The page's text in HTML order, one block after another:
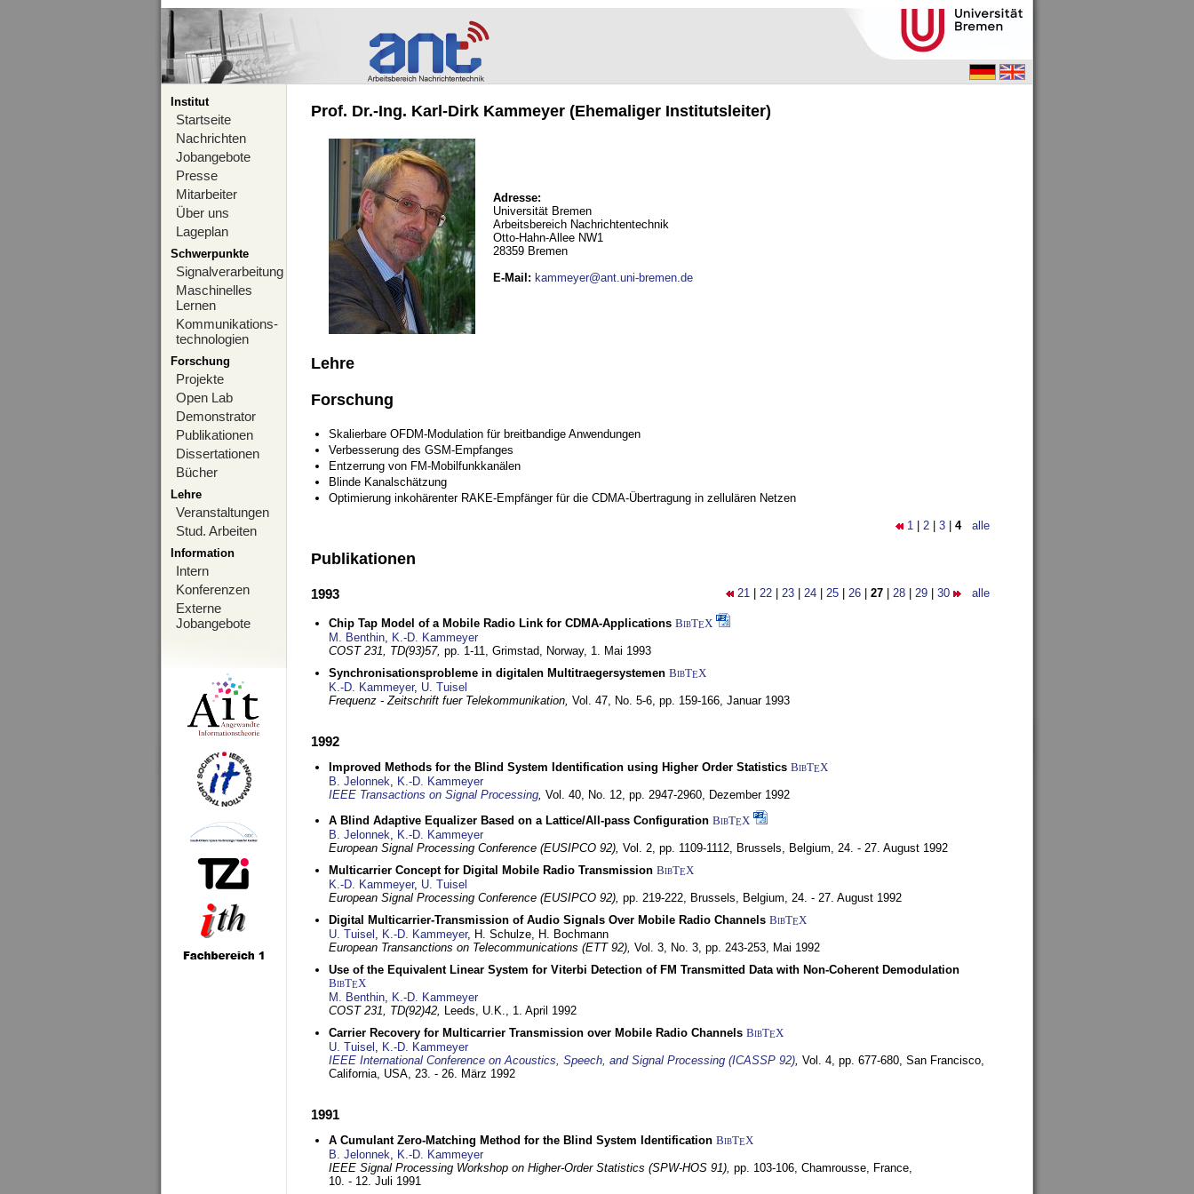
Institut
Startseite
Nachrichten
Jobangebote
Presse
Mitarbeiter
Über uns
Lageplan
Schwerpunkte
Signalverarbeitung
Maschinelles
Lernen
Kommunikations-
technologien
Forschung
Projekte
Open Lab
Demonstrator
Publikationen
Dissertationen
Bücher
Lehre
Veranstaltungen
Stud. Arbeiten
Information
Intern
Konferenzen
Externe
Jobangebote
Prof. Dr.-Ing. Karl-Dirk Kammeyer (Ehemaliger Institutsleiter)
Adresse:
Universität Bremen
Arbeitsbereich Nachrichtentechnik
Otto-Hahn-Allee NW1
28359 Bremen
E-Mail : kammeyer@ant.uni-bremen.de
Lehre
Forschung
Skalierbare OFDM-Modulation für breitbandige Anwendungen
Verbesserung des GSM-Empfanges
Entzerrung von FM-Mobilfunkkanälen
Blinde Kanalschätzung
Optimierung inkohärenter RAKE-Empfänger für die CDMA-Übertragung in zellulären Netzen
1 2 3 4 alle
Publikationen
21 22 23 24 25 26 27 28 29 30 alle
1993
Chip Tap Model of a Mobile Radio Link for CDMA-Applications BibTEX
M. Benthin, K.-D. Kammeyer
COST 231, TD(93)57, pp. 1-11, Grimstad, Norway, 1. Mai 1993
Synchronisationsprobleme in digitalen Multitraegersystemen BibTEX
K.-D. Kammeyer, U. Tuisel
Frequenz - Zeitschrift fuer Telekommunikation, Vol. 47, No. 5-6, pp. 159-166, Januar 1993
1992
Improved Methods for the Blind System Identification using Higher Order Statistics BibTEX
B. Jelonnek, K.-D. Kammeyer
IEEE Transactions on Signal Processing, Vol. 40, No. 12, pp. 2947-2960, Dezember 1992
A Blind Adaptive Equalizer Based on a Lattice/All-pass Configuration BibTEX
B. Jelonnek, K.-D. Kammeyer
European Signal Processing Conference (EUSIPCO 92), Vol. 2, pp. 1109-1112, Brussels, Belgium, 24. - 27. August 1992
Multicarrier Concept for Digital Mobile Radio Transmission BibTEX
K.-D. Kammeyer, U. Tuisel
European Signal Processing Conference (EUSIPCO 92), pp. 219-222, Brussels, Belgium, 24. - 27. August 1992
Digital Multicarrier-Transmission of Audio Signals Over Mobile Radio Channels BibTEX
U. Tuisel , K.-D. Kammeyer, H. Schulze, H. Bochmann
European Transanctions on Telecommunications (ETT 92), Vol. 3, No. 3, pp. 243-253, Mai 1992
Use of the Equivalent Linear System for Viterbi Detection of FM Transmitted Data with Non-Coherent Demodulation
BibTEX
M. Benthin, K.-D. Kammeyer
COST 231, TD(92)42, Leeds, U.K., 1. April 1992
Carrier Recovery for Multicarrier Transmission over Mobile Radio Channels BibTEX
U. Tuisel , K.-D. Kammeyer
IEEE International Conference on Acoustics, Speech, and Signal Processing (ICASSP 92), Vol. 4, pp. 677-680, San Francisco,
California, USA, 23. - 26. März 1992
1991
A Cumulant Zero-Matching Method for the Blind System Identification BibTEX
B. Jelonnek, K.-D. Kammeyer
IEEE Signal Processing Workshop on Higher-Order Statistics (SPW-HOS 91), pp. 103-106, Chamrousse, France,
10. - 12. Juli 1991